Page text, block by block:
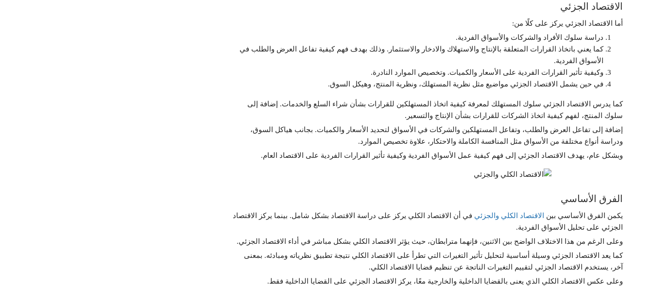
الاقتصاد الجزئي
أما الاقتصاد الجزئي يركز على كلًا من:
دراسة سلوك الأفراد والشركات والأسواق الفردية.
كما يعني باتخاذ القرارات المتعلقة بالإنتاج والاستهلاك والادخار والاستثمار. وذلك بهدف فهم كيفية تفاعل العرض والطلب في
الأسواق الفردية.
وكيفية تأثير القرارات الفردية على الأسعار والكميات. وتخصيص الموارد النادرة.
في حين يشمل الاقتصاد الجزئي مواضيع مثل نظرية المستهلك، ونظرية المنتج، وهيكل السوق.
كما يدرس الاقتصاد الجزئي سلوك المستهلك لمعرفة كيفية اتخاذ المستهلكين للقرارات بشأن شراء السلع والخدمات. إضافة إلى
سلوك المنتج، لفهم كيفية اتخاذ الشركات للقرارات بشأن الإنتاج والتسعير.
إضافة إلى تفاعل العرض والطلب، وتفاعل المستهلكين والشركات في الأسواق لتحديد الأسعار والكميات. بجانب هياكل السوق،
ودراسة أنواع مختلفة من الأسواق مثل المنافسة الكاملة والاحتكار، علاوة تخصيص الموارد.
وبشكل عام، يهدف الاقتصاد الجزئي إلى فهم كيفية عمل الأسواق الفردية وكيفية تأثير القرارات الفردية على الاقتصاد العام.
الفرق الأساسي
يكمن الفرق الأساسي بين الاقتصاد الكلي والجزئي في أن الاقتصاد الكلي يركز على دراسة الاقتصاد بشكل شامل. بينما يركز الاقتصاد
الجزئي على تحليل الأسواق الفردية.
وعلى الرغم من هذا الاختلاف الواضح بين الاثنين، فإنهما مترابطان، حيث يؤثر الاقتصاد الكلي بشكل مباشر في أداء الاقتصاد الجزئي.
كما يعد الاقتصاد الجزئي وسيلة أساسية لتحليل تأثير التغيرات التي تطرأ على الاقتصاد الكلي نتيجة تطبيق نظرياته ومبادئه. بمعنى
آخر، يستخدم الاقتصاد الجزئي لتقييم التغيرات الناتجة عن تنظيم قضايا الاقتصاد الكلي.
وعلى عكس الاقتصاد الكلي الذي يعنى بالقضايا الداخلية والخارجية معًا، يركز الاقتصاد الجزئي على القضايا الداخلية فقط.